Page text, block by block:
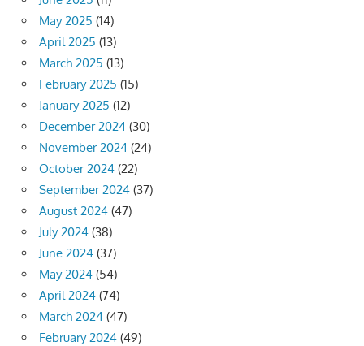
May 2025 (14)
April 2025 (13)
March 2025 (13)
February 2025 (15)
January 2025 (12)
December 2024 (30)
November 2024 (24)
October 2024 (22)
September 2024 (37)
August 2024 (47)
July 2024 (38)
June 2024 (37)
May 2024 (54)
April 2024 (74)
March 2024 (47)
February 2024 (49)